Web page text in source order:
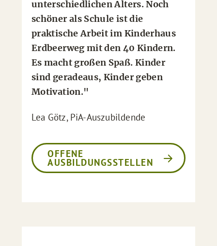
unterschiedlichen Alters. Noch
schöner als Schule ist die
praktische Arbeit im Kinderhaus
Erdbeerweg mit den 40 Kindern.
Es macht großen Spaß. Kinder
sind geradeaus, Kinder geben
Motivation."
Lea Götz, PiA-Auszubildende
OFFENE
AUSBILDUNGSSTELLEN